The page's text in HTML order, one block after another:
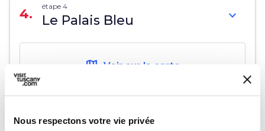
Nous respectons votre vie privée
4. étape 4
Le Palais Bleu expand_more
map Voir sur la carte
étape 5